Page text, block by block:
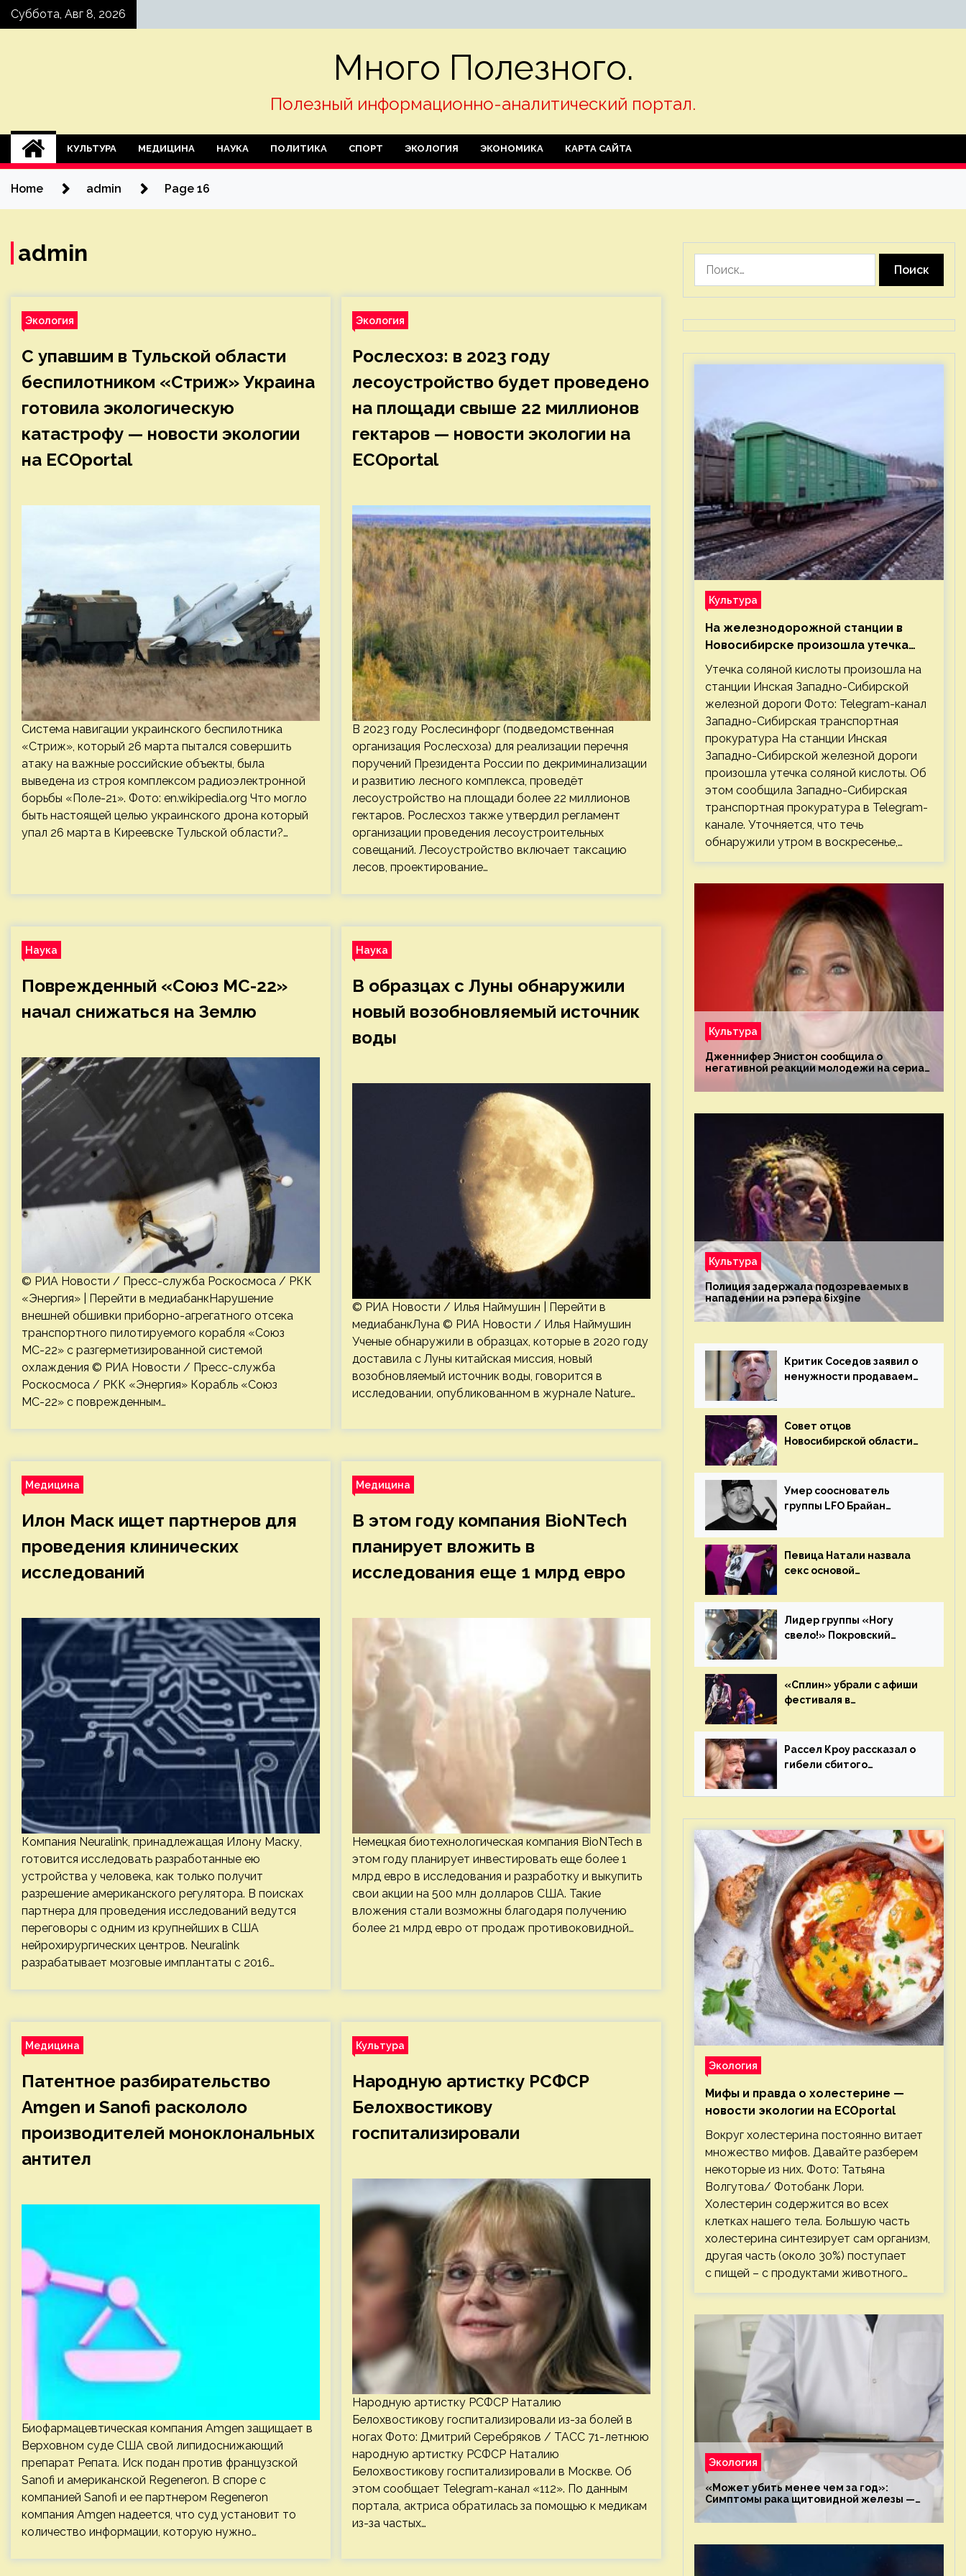
SkipСуббота, Авг 8, 2026
Много Полезного.
Полезный информационно-аналитический портал.
КУЛЬТУРА МЕДИЦИНА НАУКА ПОЛИТИКА СПОРТ ЭКОЛОГИЯ ЭКОНОМИКА КАРТА САЙТА
Home admin Page 16
admin
Экология
С упавшим в Тульской области
беспилотником «Стриж» Украина
готовила экологическую
катастрофу — новости экологии
на ECOportal
Система навигации украинского беспилотника
«Стриж», который 26 марта пытался совершить
атаку на важные российские объекты, была
выведена из строя комплексом радиоэлектронной
борьбы «Поле-21». Фото: en.wikipedia.org Что могло
быть настоящей целью украинского дрона который
упал 26 марта в Киреевске Тульской области?…
Экология
Рослесхоз: в 2023 году
лесоустройство будет проведено
на площади свыше 22 миллионов
гектаров — новости экологии на
ECOportal
В 2023 году Рослесинфорг (подведомственная
организация Рослесхоза) для реализации перечня
поручений Президента России по декриминализации
и развитию лесного комплекса, проведёт
лесоустройство на площади более 22 миллионов
гектаров. Рослесхоз также утвердил регламент
организации проведения лесоустроительных
совещаний. Лесоустройство включает таксацию
лесов, проектирование…
Наука
Поврежденный «Союз МС-22»
начал снижаться на Землю
© РИА Новости / Пресс-служба Роскосмоса / РКК
«Энергия» | Перейти в медиабанкНарушение
внешней обшивки приборно-агрегатного отсека
транспортного пилотируемого корабля «Союз
МС-22» с разгерметизированной системой
охлаждения © РИА Новости / Пресс-служба
Роскосмоса / РКК «Энергия» Корабль «Союз
МС-22» с поврежденным…
Наука
В образцах с Луны обнаружили
новый возобновляемый источник
воды
© РИА Новости / Илья Наймушин | Перейти в
медиабанкЛуна © РИА Новости / Илья Наймушин
Ученые обнаружили в образцах, которые в 2020 году
доставила с Луны китайская миссия, новый
возобновляемый источник воды, говорится в
исследовании, опубликованном в журнале Nature…
Медицина
Илон Маск ищет партнеров для
проведения клинических
исследований
Компания Neuralink, принадлежащая Илону Маску,
готовится исследовать разработанные ею
устройства у человека, как только получит
разрешение американского регулятора. В поисках
партнера для проведения исследований ведутся
переговоры с одним из крупнейших в США
нейрохирургических центров. Neuralink
разрабатывает мозговые имплантаты с 2016…
Медицина
В этом году компания BioNTech
планирует вложить в
исследования еще 1 млрд евро
Немецкая биотехнологическая компания BioNTech в
этом году планирует инвестировать еще более 1
млрд евро в исследования и разработку и выкупить
свои акции на 500 млн долларов США. Такие
вложения стали возможны благодаря получению
более 21 млрд евро от продаж противоковидной…
Медицина
Патентное разбирательство
Amgen и Sanofi раскололо
производителей моноклональных
антител
Биофармацевтическая компания Amgen защищает в
Верховном суде США свой липидоснижающий
препарат Репата. Иск подан против французской
Sanofi и американской Regeneron. В споре с
компанией Sanofi и ее партнером Regeneron
компания Amgen надеется, что суд установит то
количество информации, которую нужно…
Культура
Народную артистку РСФСР
Белохвостикову
госпитализировали
Народную артистку РСФСР Наталию
Белохвостикову госпитализировали из-за болей в
ногах Фото: Дмитрий Серебряков / ТАСС 71-летнюю
народную артистку РСФСР Наталию
Белохвостикову госпитализировали в Москве. Об
этом сообщает Telegram-канал «112». По данным
портала, актриса обратилась за помощью к медикам
из-за частых…
Культура
На железнодорожной станции в
Новосибирске произошла утечка
соляной кислоты
Утечка соляной кислоты произошла на
станции Инская Западно-Сибирской
железной дороги Фото: Telegram-канал
Западно-Сибирская транспортная
прокуратура На станции Инская
Западно-Сибирской железной дороги
произошла утечка соляной кислоты. Об
этом сообщила Западно-Сибирская
транспортная прокуратура в Telegram-
канале. Уточняется, что течь
обнаружили утром в воскресенье,…
Культура
Дженнифер Энистон сообщила о
негативной реакции молодежи на сериал
Культура
Полиция задержала подозреваемых в
нападении на рэпера 6ix9ine
Критик Соседов заявил о
ненужности продаваемых
песен
Совет отцов
Новосибирской области
концерт группы «Сплин»
Умер сооснователь
группы LFO Брайан
Певица Натали назвала
секс основой
Лидер группы «Ногу
свело!» Покровский
иноагента
«Сплин» убрали с афиши
фестиваля в
жалобы «Союза отцов»
Рассел Кроу рассказал о
гибели сбитого
Экология
Мифы и правда о холестерине —
новости экологии на ECOportal
Вокруг холестерина постоянно витает
множество мифов. Давайте разберем
некоторые из них. Фото: Татьяна
Волгутова/ Фотобанк Лори.
Холестерин содержится во всех
клетках нашего тела. Большую часть
холестерина синтезирует сам организм,
другая часть (около 30%) поступает
с пищей – с продуктами животного…
Экология
«Может убить менее чем за год»:
Симптомы рака щитовидной железы —
новости экологии на ECOportal